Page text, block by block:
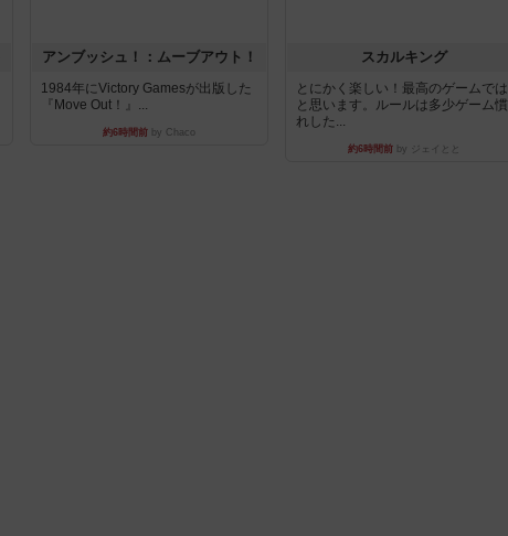
アンブッシュ！：ムーブアウト！
1984年にVictory Gamesが出版した
『Move Out！』...
約6時間前 by Chaco
スカルキング
とにかく楽しい！最高のゲームでは
と思います。ルールは多少ゲーム慣
れした...
約6時間前 by ジェイとと